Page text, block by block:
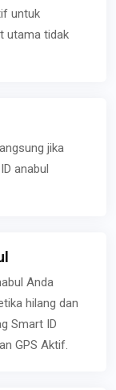
untuk
utama tidak
jika
anabul
Anda
hilang dan
Smart ID
GPS Aktif.